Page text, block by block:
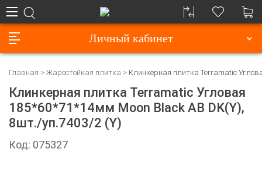
Личный кабинет
Главная Жаростойкая плитка Клинкерная плитка Terramatic
Клинкерная плитка Terramatic Угловая
185*60*71*14мм Moon Black AB DK(Y),
8шт./уп.7403/2 (Y)
Код: 075327